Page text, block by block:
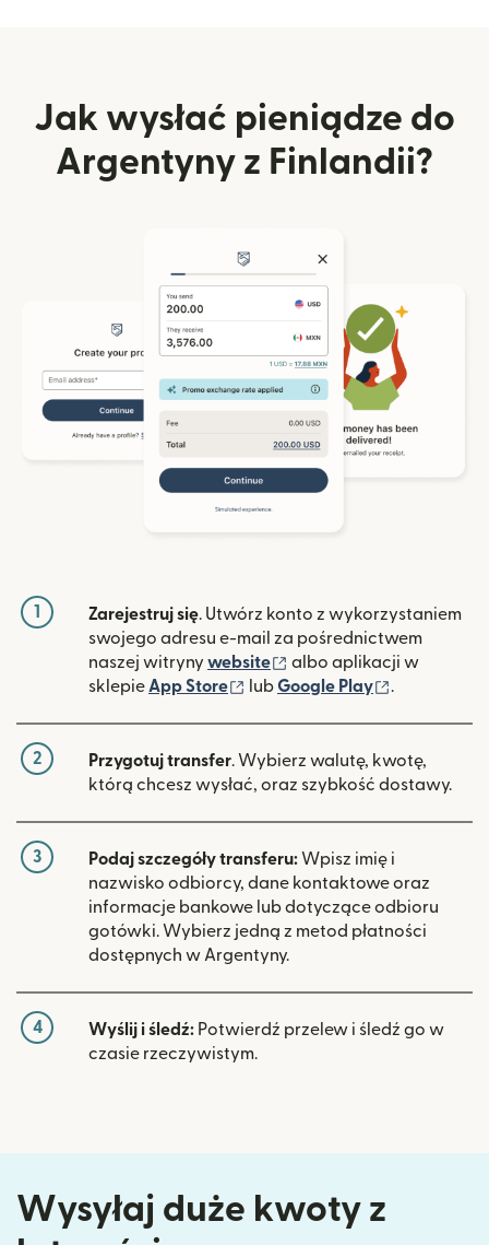
Jak wysłać pieniądze do
Argentyny z Finlandii?
1 Zarejestruj się. Utwórz konto z wykorzystaniem
swojego adresu e-mail za pośrednictwem
naszej witryny website (otwiera się w nowym
albo aplikacji w
sklepie App Store (otwiera się w nowym oknie)
lubGoogle Play .
2 Przygotuj transfer. Wybierz walutę, kwotę,
którą chcesz wysłać, oraz szybkość dostawy.
3 Podaj szczegóły transferu: Wpisz imię i
nazwisko odbiorcy, dane kontaktowe oraz
informacje bankowe lub dotyczące odbioru
gotówki. Wybierz jedną z metod płatności
dostępnych w Argentyny.
4 Wyślij i śledź: Potwierdź przelew i śledź go w
czasie rzeczywistym.
Wysyłaj duże kwoty z